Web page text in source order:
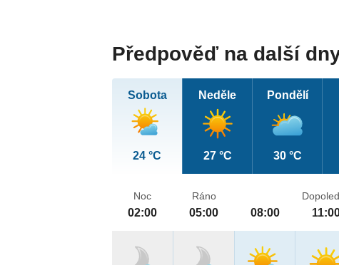
Předpověď na další
Sobota
24 °C
Neděle
27 °C
Pondělí
30 °C
Noc
02:00
Ráno
05:00 08:00